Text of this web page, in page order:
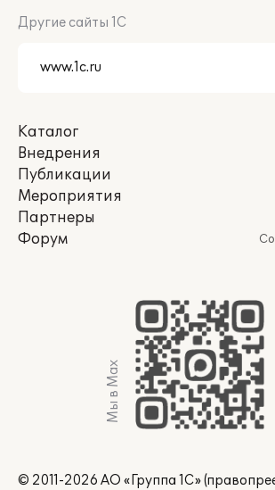
Другие сайты 1С
Каталог
Внедрения
Публикации
Мероприятия
Партнеры
Форум
Мы в Max
© 2011-2026 АО «Группа 1С»